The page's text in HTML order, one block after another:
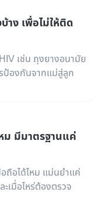
าง เพื่อไม่ให้ติด
เช่น ถุงยางอนามัย
ป้องกันจากแม่สู่ลูก
ม มีมาตรฐานแค่
ถือได้ไหม แม่นยำแค่
เมื่อไหร่ต้องตรวจ